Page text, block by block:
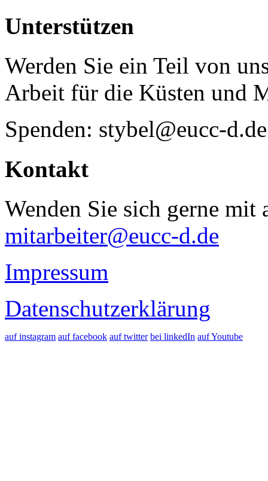
Unterstützen
Werden Sie ein Teil von
Arbeit für die Küsten und
Spenden: stybel@eucc-d.de
Kontakt
Wenden Sie sich gerne mit
mitarbeiter@eucc-d.de
Impressum
Datenschutzerklärung
auf instagram auf facebook auf twitter bei linkedIn auf Youtube